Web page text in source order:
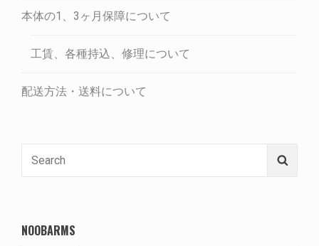
本体の1、3ヶ月保障について
工賃、各種持込、修理について
配送方法・送料について
NOOBARMS